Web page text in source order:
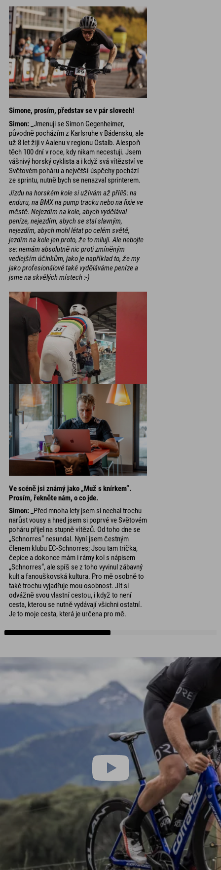
Simone, prosím, představ se v pár slovech!
Simon: _Jmenuji se Simon Gegenheimer,
původně pocházím z Karlsruhe v Bádensku, ale
už 8 let žiji v Aalenu v regionu Ostalb. Alespoň
těch 100 dní v roce, kdy nikam necestuji. Jsem
vášnivý horský cyklista a i když svá vítězství ve
Světovém poháru a největší úspěchy pochází
ze sprintu, nutně bych se nenazval sprinterem.
Jízdu na horském kole si užívám až příliš: na
enduru, na BMX na pump tracku nebo na fixie ve
městě. Nejezdím na kole, abych vydělával
peníze, nejezdím, abych se stal slavným,
nejezdím, abych mohl létat po celém světě,
jezdím na kole jen proto, že to miluji. Ale nebojte
se: nemám absolutně nic proti zmíněným
vedlejším účinkům, jako je například to, že my
jako profesionálové také vyděláváme peníze a
jsme na skvělých místech :-)
Ve scéně jsi známý jako „Muž s knírkem“.
Prosím, řekněte nám, o co jde.
Simon: _Před mnoha lety jsem si nechal trochu
narůst vousy a hned jsem si poprvé ve Světovém
poháru přijel na stupně vítězů. Od toho dne se
„Schnorres“ nesundal. Nyní jsem čestným
členem klubu EC-Schnorres; Jsou tam trička,
čepice a dokonce mám i rámy kol s nápisem
„Schnorres“, ale spíš se z toho vyvinul zábavný
kult a fanouškovská kultura. Pro mě osobně to
také trochu vyjadřuje mou osobnost. Jít si
odvážně svou vlastní cestou, i když to není
cesta, kterou se nutně vydávají všichni ostatní.
Je to moje cesta, která je určena pro mě.